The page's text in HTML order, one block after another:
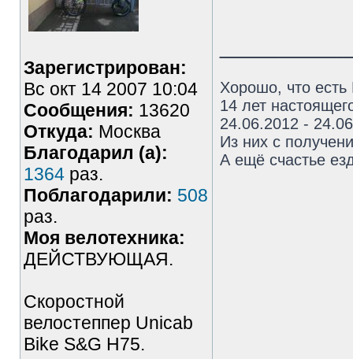
Зарегистрирован:
Вс окт 14 2007 10:04
Сообщения: 13620
Откуда: Москва
Благодарил (а):
1364 раз.
Поблагодарили: 508
раз.
Моя велотехника:
ДЕЙСТВУЮЩАЯ.
Скоростной
велостеппер Unicab
Bike S&G Н75.
Хорошо, что
14 лет
24.06.2012 -
Из них с
А ещё счастье